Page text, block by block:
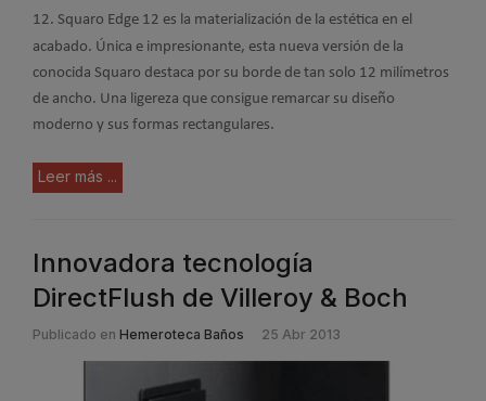
12. Squaro Edge 12 es la materialización de la estética en el
acabado. Única e impresionante, esta nueva versión de la
conocida Squaro destaca por su borde de tan solo 12 milímetros
de ancho. Una ligereza que consigue remarcar su diseño
moderno y sus formas rectangulares.
Leer más ...
Innovadora tecnología
DirectFlush de Villeroy & Boch
Publicado en Hemeroteca Baños 25 Abr 2013